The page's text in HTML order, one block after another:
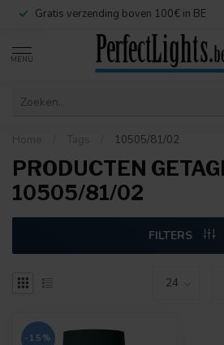
Gratis verzending boven 100€ in BE
MENU
Home Tags 10505/81/02
PRODUCTEN
10505/81/02
FILTERS
-15%